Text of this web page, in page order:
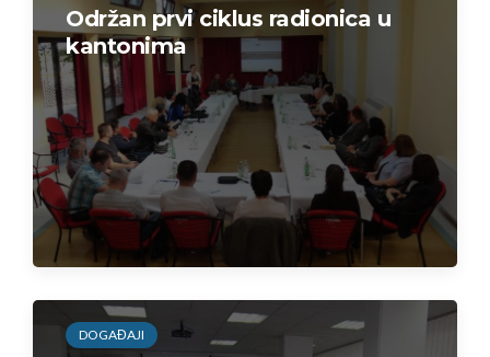
Održan prvi ciklus radionica u
kantonima
DOGAĐAJI